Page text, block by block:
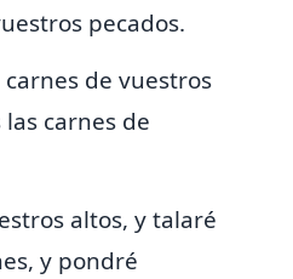
pecados.
de vuestros
carnes de
altos, y talaré
y pondré